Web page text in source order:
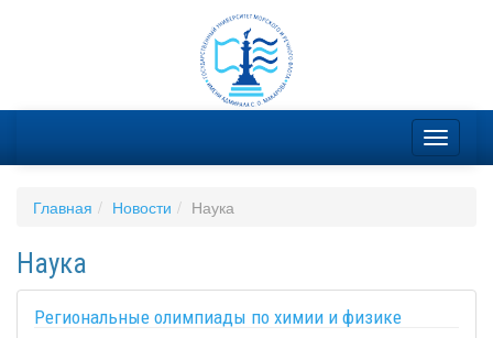
Главная Новости Наука
Наука
Региональные олимпиады по химии и физике